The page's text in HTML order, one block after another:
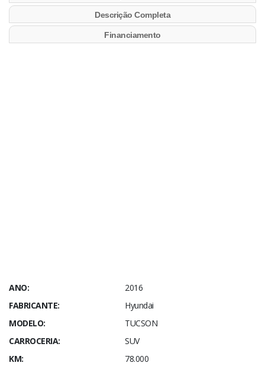
Descrição Completa
Financiamento
ANO:
2016
FABRICANTE:
Hyundai
MODELO:
TUCSON
CARROCERIA:
SUV
KM:
78.000